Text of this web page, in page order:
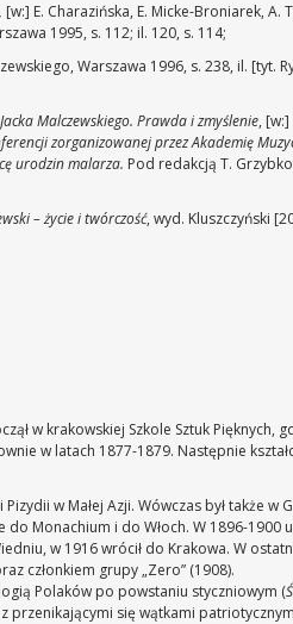
[w:] E. Charazińska, E. Micke-Broniarek, A.
1995, s. 112; il. 120, s. 114;
Warszawa 1996, s. 238, il. [tyt.
Malczewskiego. Prawda i zmyślenie, [w:]
zorganizowanej przez Akademię
urodzin malarza. Pod redakcją T.
– życie i twórczość, wyd. Kluszczyński
w krakowskiej Szkole Sztuk Pięknych,
w latach 1877-1879. Następnie
w Małej Azji. Wówczas był także w
Monachium i do Włoch. W 1896-1900
w 1916 wrócił do Krakowa. W
członkiem grupy „Zero” (1908).
Polaków po powstaniu styczniowym (
przenikającymi się wątkami